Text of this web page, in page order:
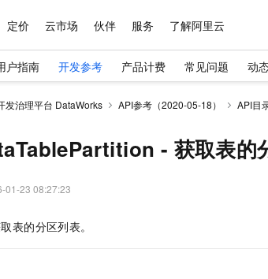
定价 云市场 伙伴 服务 了解阿里云
户指南 开发参考 产品计费 常见问题 动
发治理平台 DataWorks API参考（2020-05-18） API目
- 获取表的
01-23 08:27:23
表的分区列表。
可靠的大模型服务
云上超级电脑
提供智能易用的域名与建站服务
站式影视创作平台
可视化编排打通从文字构思到成片全链路闭环
上传文档即自动完成翻译和格式还
订单最高返9万
生认证享300元代金券
AI 特惠
至高享 1亿+免费 tokens，加速 Al
情
价格计算器
自助选配和估算价格
价格优势
云版
数据与 API
手机三要素
划
作计划
成为产品伙伴
产品生态伙伴
企业增值服务
专家技术服务
云 最佳实践
云上奥运之旅